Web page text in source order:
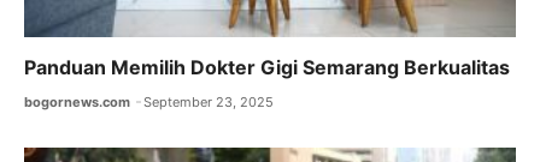
Panduan Memilih Dokter Gigi Semarang Berkualitas
bogornews.com September 23, 2025